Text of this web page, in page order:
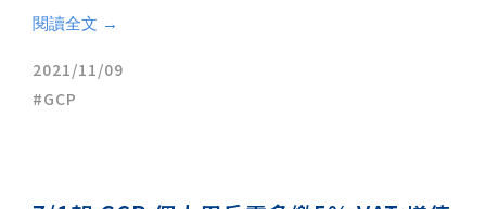
閱讀全文 →
2021/11/09
GCP